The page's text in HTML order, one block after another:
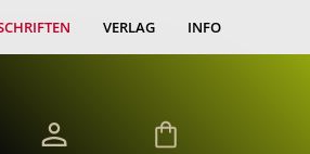
VERLAG INFO